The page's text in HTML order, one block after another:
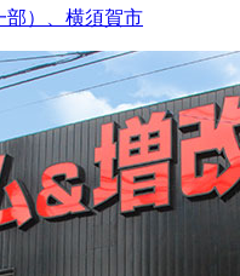
部）、横須賀市